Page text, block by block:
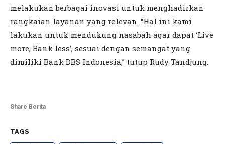
melakukan berbagai inovasi untuk menghadirkan
rangkaian layanan yang relevan. “Hal ini kami
lakukan untuk mendukung nasabah agar dapat ‘Live
more, Bank less’, sesuai dengan semangat yang
dimiliki Bank DBS Indonesia,” tutup Rudy Tandjung.
Share Berita
TAGS